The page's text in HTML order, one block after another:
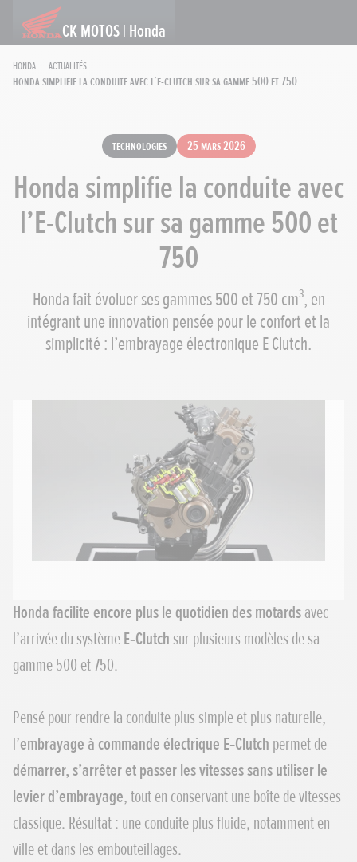
CK MOTOS | Honda
Honda
Actualités
Honda simplifie la conduite avec l’E-Clutch sur sa gamme 500 et 750
Technologies 25 mars 2026
Honda simplifie la conduite avec
l’E-Clutch sur sa gamme 500 et
750
Honda fait évoluer ses gammes 500 et 750 cm³, en
intégrant une innovation pensée pour le confort et la
simplicité : l’embrayage électronique E Clutch.
Honda facilite encore plus le quotidien des motardsavec
l’arrivée du systèmeE‑Clutchsur plusieurs modèles de sa
gamme 500 et 750.
Pensé pour rendre la conduite plus simple et plus naturelle,
l’embrayage à commande électrique E‑Clutch permet de
démarrer, s’arrêter et passer les vitesses sans utiliser le
levier d’embrayage, tout en conservant une boîte de vitesses
classique. Résultat : une conduite plus fluide, notamment en
ville et dans les embouteillages.